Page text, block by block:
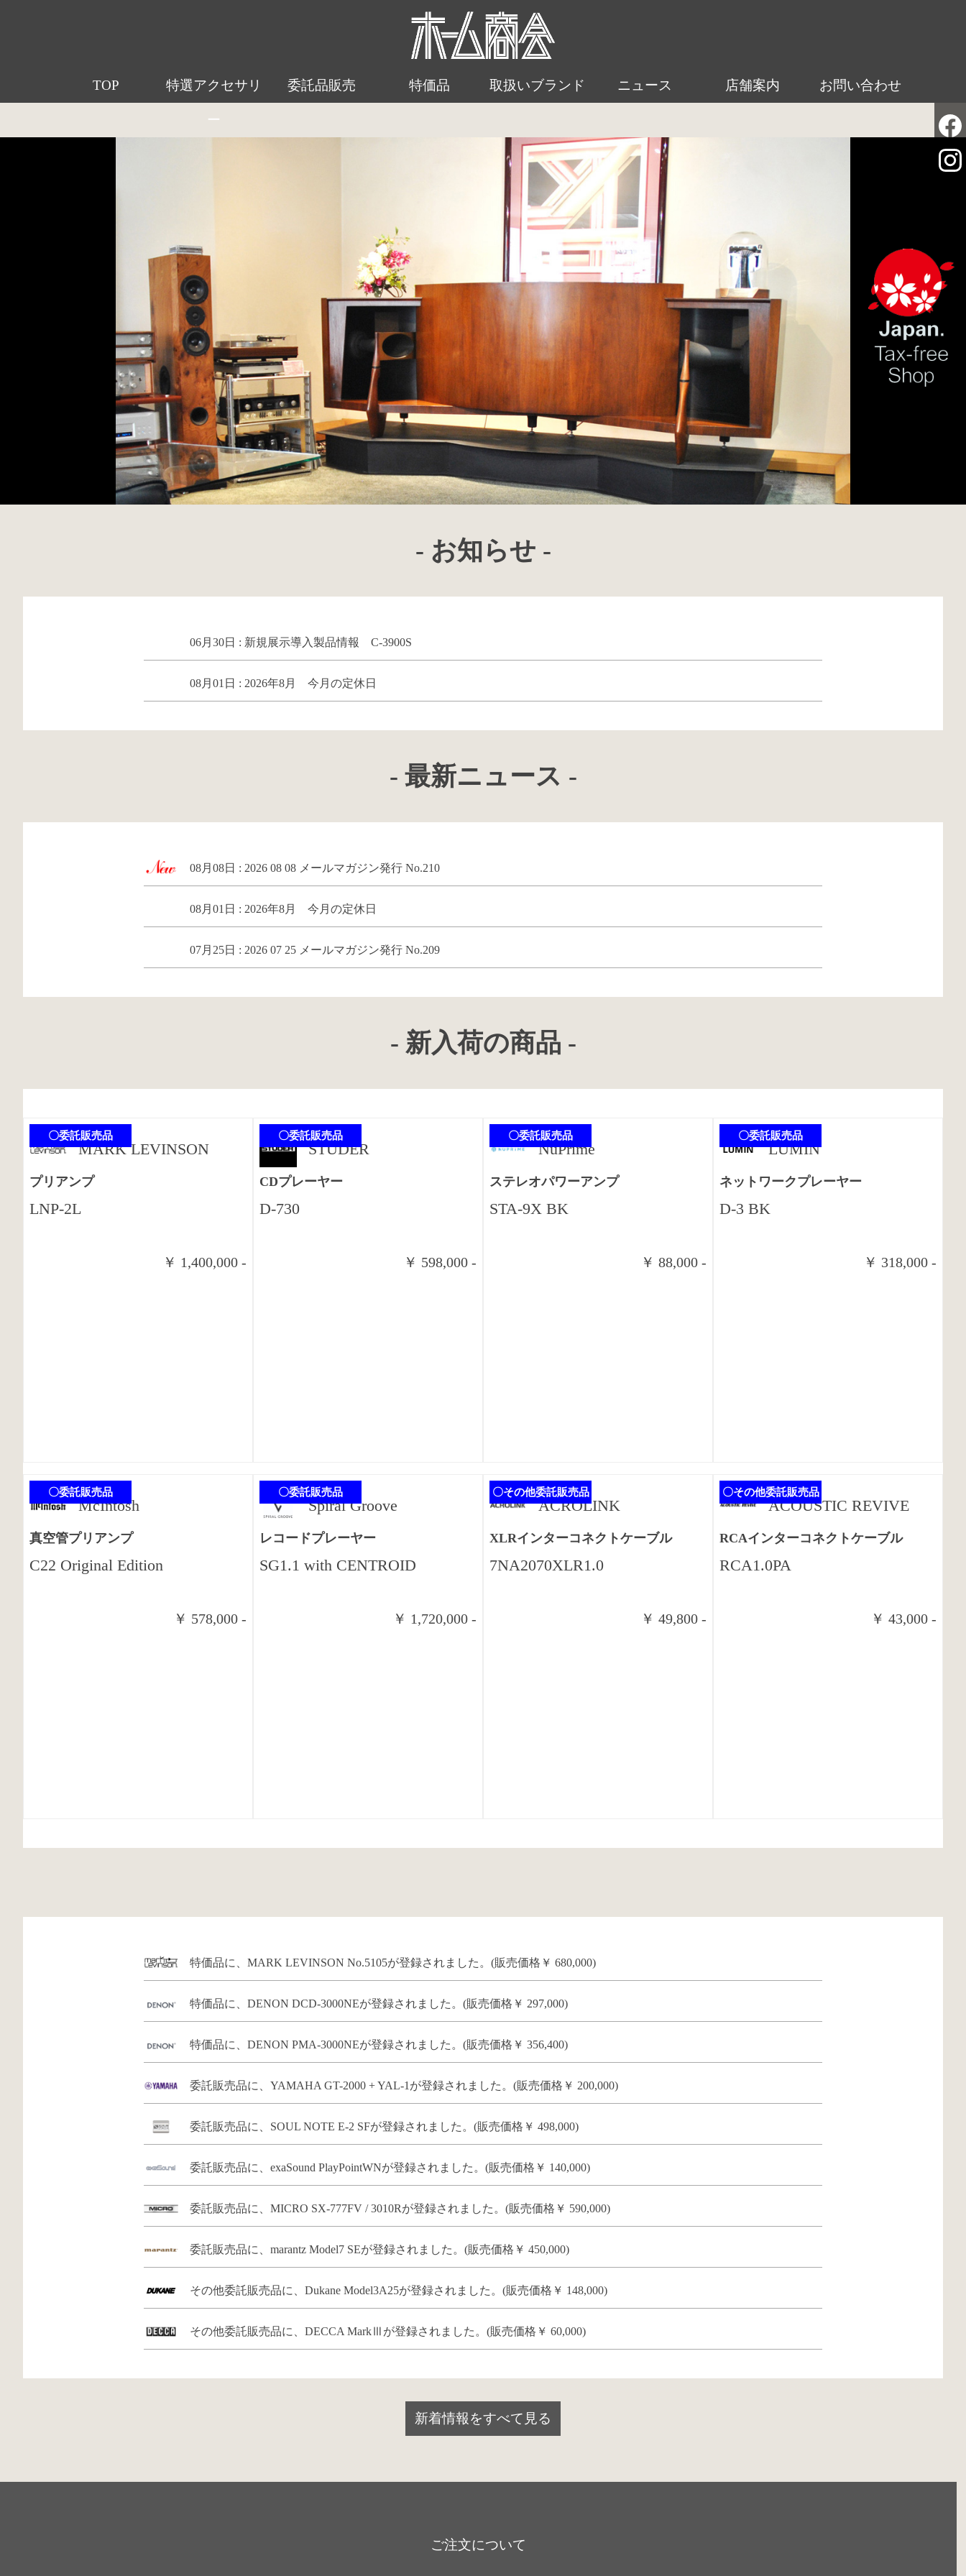
TOP 特選アクセサリ
ー
委託品販売 特価品 取扱いブランド ニュース 店舗案内 お問い合わせ
- お知らせ -
06月30日 : 新規展示導入製品情報 C-3900S
08月01日 : 2026年8月 今月の定休日
- 最新ニュース -
08月08日 : 2026 08 08 メールマガジン発行 No.210
08月01日 : 2026年8月 今月の定休日
07月25日 : 2026 07 25 メールマガジン発行 No.209
- 新入荷の商品 -
MARK LEVINSON
プリアンプ
LNP-2L
〇委託販売品
￥ 1,400,000 -
STUDER
CDプレーヤー
D-730
〇委託販売品
￥ 598,000 -
商談中
NuPrime
ステレオパワーアンプ
STA-9X BK
〇委託販売品
￥ 88,000 -
LUMIN
ネットワークプレーヤー
D-3 BK
〇委託販売品
￥ 318,000 -
商談中
McIntosh
真空管プリアンプ
C22 Original Edition
〇委託販売品
￥ 578,000 -
Spiral Groove
レコードプレーヤー
SG1.1 with CENTROID
〇委託販売品
￥ 1,720,000 -
ACROLINK
XLRインターコネクトケーブル
7NA2070XLR1.0
〇その他委託販売品
￥ 49,800 -
ACOUSTIC REVIVE
RCAインターコネクトケーブル
RCA1.0PA
〇その他委託販売品
￥ 43,000 -
特価品に、MARK LEVINSON No.5105が登録されました。(販売価格￥ 680,000)
特価品に、DENON DCD-3000NEが登録されました。(販売価格￥ 297,000)
特価品に、DENON PMA-3000NEが登録されました。(販売価格￥ 356,400)
委託販売品に、YAMAHA GT-2000 + YAL-1が登録されました。(販売価格￥ 200,000)
委託販売品に、SOUL NOTE E-2 SFが登録されました。(販売価格￥ 498,000)
委託販売品に、exaSound PlayPointWNが登録されました。(販売価格￥ 140,000)
委託販売品に、MICRO SX-777FV / 3010Rが登録されました。(販売価格￥ 590,000)
委託販売品に、marantz Model7 SEが登録されました。(販売価格￥ 450,000)
その他委託販売品に、Dukane Model3A25が登録されました。(販売価格￥ 148,000)
その他委託販売品に、DECCA MarkⅢが登録されました。(販売価格￥ 60,000)
新着情報をすべて見る
ご注文について